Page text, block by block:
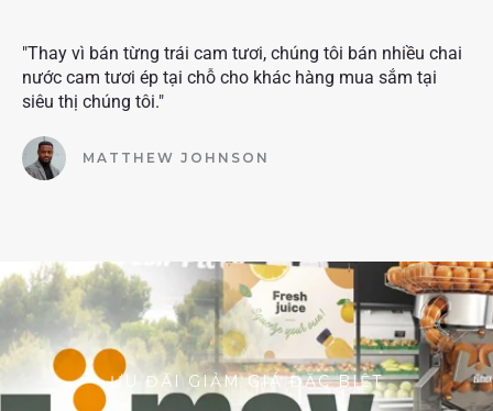
"Thay vì bán từng trái cam tươi, chúng tôi bán nhiều chai
nước cam tươi ép tại chỗ cho khác hàng mua sắm tại
siêu thị chúng tôi."
MATTHEW JOHNSON
ƯU ĐÃI GIẢM GIÁ ĐẶC BIỆT